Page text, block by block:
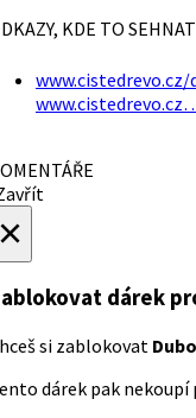
KDE TO SEHNAT
dárek
si zablokovat
dárek pak nekoupí